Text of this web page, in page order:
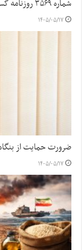
شماره ۳۵۶۹ روزنامه کسب و کار
۱۴۰۵/۰۵/۱۷
ضرورت حمایت از
۱۴۰۵/۰۵/۱۷